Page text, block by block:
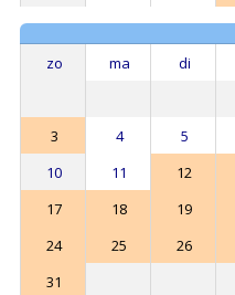
zo
ma di
3
4 5
10
11 12
17
18 19
24
25 26
31